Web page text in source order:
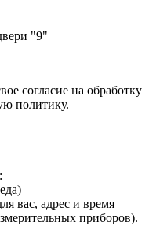
"9"
согласие на обработку
политику.
вас, адрес и время
приборов).